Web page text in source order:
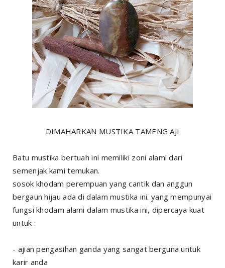
DIMAHARKAN MUSTIKA TAMENG AJI
Batu mustika bertuah ini memiliki zoni alami dari
semenjak kami temukan.
sosok khodam perempuan yang cantik dan anggun
bergaun hijau ada di dalam mustika ini. yang mempunyai
fungsi khodam alami dalam mustika ini, dipercaya kuat
untuk :
- ajian pengasihan ganda yang sangat berguna untuk
karir anda